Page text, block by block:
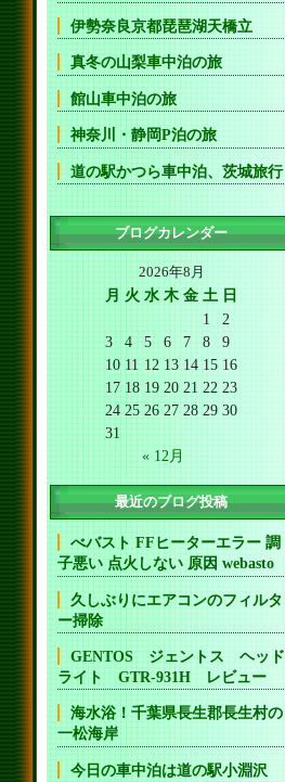
伊勢奈良京都琵琶湖天橋立
真冬の山梨車中泊の旅
館山車中泊の旅
神奈川・静岡P泊の旅
道の駅かつら車中泊、茨城旅行
ブログカレンダー
2026年8月
月 火 水 木 金 土 日
1
2
3
4 5 6 7 8
9
10 11 12 13 14 15 16
17 18 19 20 21 22 23
24 25 26 27 28 29 30
31
« 12月
最近のブログ投稿
べバスト FFヒーターエラー 調
子悪い 点火しない 原因 webasto
久しぶりにエアコンのフィルタ
ー掃除
GENTOS ジェントス ヘッド
ライト GTR-931H レビュー
海水浴！千葉県長生郡長生村の
一松海岸
今日の車中泊は道の駅小淵沢